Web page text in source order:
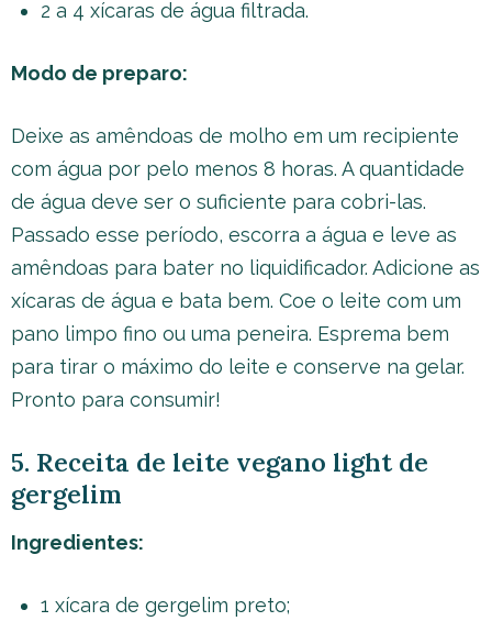
2 a 4 xícaras de água filtrada.
Modo de preparo:
Deixe as amêndoas de molho em um recipiente
com água por pelo menos 8 horas. A quantidade
de água deve ser o suficiente para cobri-las.
Passado esse período, escorra a água e leve as
amêndoas para bater no liquidificador. Adicione as
xícaras de água e bata bem. Coe o leite com um
pano limpo fino ou uma peneira. Esprema bem
para tirar o máximo do leite e conserve na gelar.
Pronto para consumir!
5. Receita de leite vegano light de
gergelim
Ingredientes:
1 xícara de gergelim preto;